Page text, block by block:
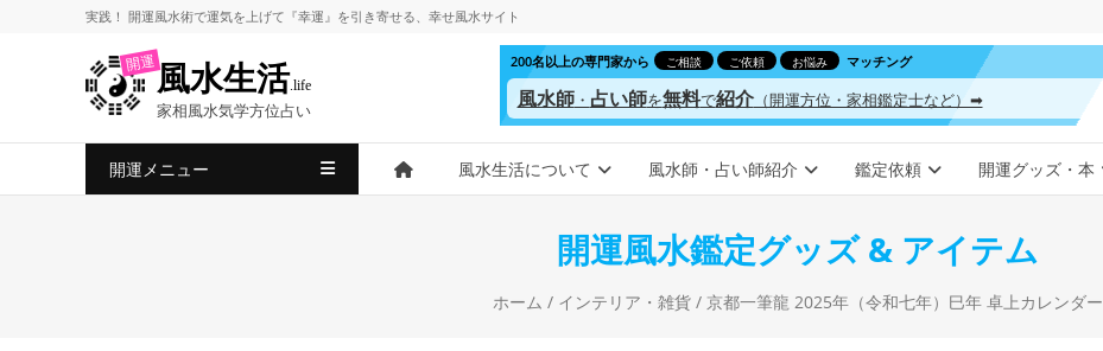
ス
実践！ 開運風水術で運気を上げて 『幸運』を引き寄せる、 幸せ風水サイト
開運風水生活.life
家相風水気学方位占い
200名以上の専門家から ご相談 ご依頼 お悩み マッチング
風水師・ 占い師を無料で紹介（開運方位・家相鑑定士など）➡
開運メニュー 風水生活について 風水師・占い師紹介 鑑定依頼 開運グッズ・本
開運風水鑑定グッズ & アイテム
ホーム / インテリア・雑貨 / 京都一筆龍 2025年（令和七年）巳年 卓上カレンダー